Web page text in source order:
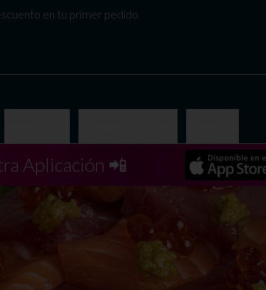
en tu primer pedido
Aplicación 📲